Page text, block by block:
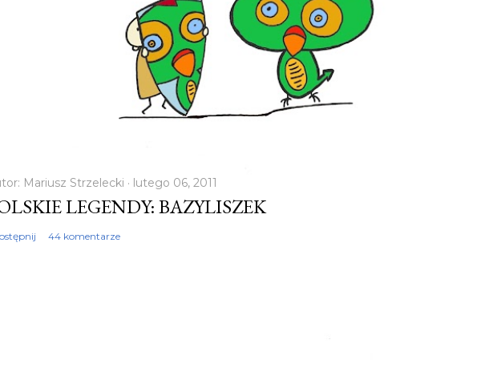
Mariusz Strzelecki lutego 06, 2011
LEGENDY: BAZYLISZEK
44 komentarze